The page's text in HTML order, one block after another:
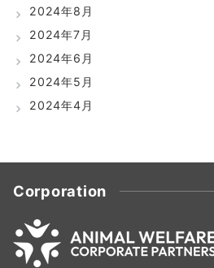
2024年8月
2024年7月
2024年6月
2024年5月
2024年4月
Corporation